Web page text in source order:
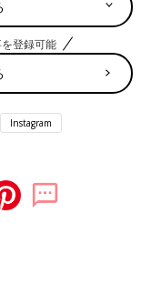
した。早いもので、
、そう思うと、うれ
。
すくと育っています
幼稚園に入園してか
かなくては…と。
登録可能
Instagram